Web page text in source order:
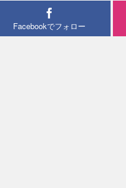
Facebookでフォロー